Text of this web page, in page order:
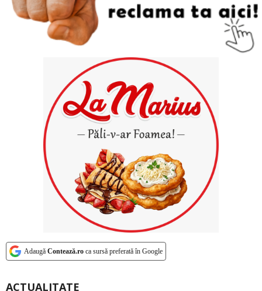
Adaugă Contează.ro ca sursă preferată în Google
ACTUALITATE